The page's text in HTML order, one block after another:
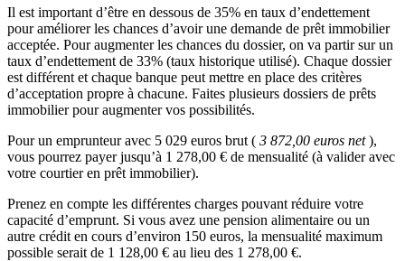
Il est important d’être en dessous de 35% en taux d’endettement
pour améliorer les chances d’avoir une demande de prêt immobilier
acceptée. Pour augmenter les chances du dossier, on va partir sur un
taux d’endettement de 33% (taux historique utilisé). Chaque dossier
est différent et chaque banque peut mettre en place des critères
d’acceptation propre à chacune. Faites plusieurs dossiers de prêts
immobilier pour augmenter vos possibilités.
Pour un emprunteur avec 5 029 euros brut ( 3 872,00 euros net),
vous pourrez payer jusqu’à 1 278,00 € de mensualité (à valider avec
votre courtier en prêt immobilier).
Prenez en compte les différentes charges pouvant réduire votre
capacité d’emprunt. Si vous avez une pension alimentaire ou un
autre crédit en cours d’environ 150 euros, la mensualité maximum
possible serait de 1 128,00 € au lieu des 1 278,00 €.